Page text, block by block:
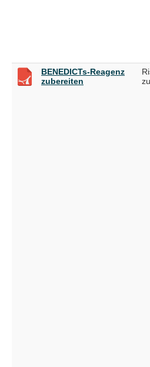
BENEDICTs-Reagenz
zubereiten